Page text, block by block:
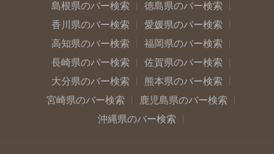
島根県のバー検索
徳島県のバー検索
香川県のバー検索
愛媛県のバー検索
高知県のバー検索
福岡県のバー検索
長崎県のバー検索
佐賀県のバー検索
大分県のバー検索
熊本県のバー検索
宮崎県のバー検索
鹿児島県のバー検索
沖縄県のバー検索